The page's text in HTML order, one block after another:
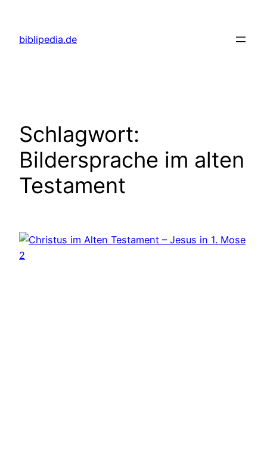
springen
biblipedia.de
Schlagwort:
Bildersprache im alten
Testament